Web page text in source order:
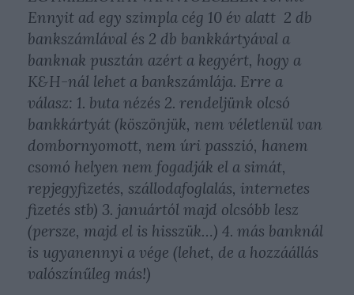
Ennyit ad egy szimpla cég 10 év alatt 2 db
bankszámlával és 2 db bankkártyával a
banknak pusztán azért a kegyért, hogy a
K&H-nál lehet a bankszámlája. Erre a
válasz: 1. buta nézés 2. rendeljünk olcsó
bankkártyát (köszönjük, nem véletlenül van
dombornyomott, nem úri passzió, hanem
csomó helyen nem fogadják el a simát,
repjegyfizetés, szállodafoglalás, internetes
fizetés stb) 3. januártól majd olcsóbb lesz
(persze, majd el is hisszük…) 4. más banknál
is ugyanennyi a vége (lehet, de a hozzáállás
valószínűleg más!)